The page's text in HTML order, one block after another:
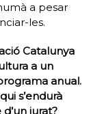
a pesar
les.
Catalunya
a un
anual.
s’endurà
jurat?